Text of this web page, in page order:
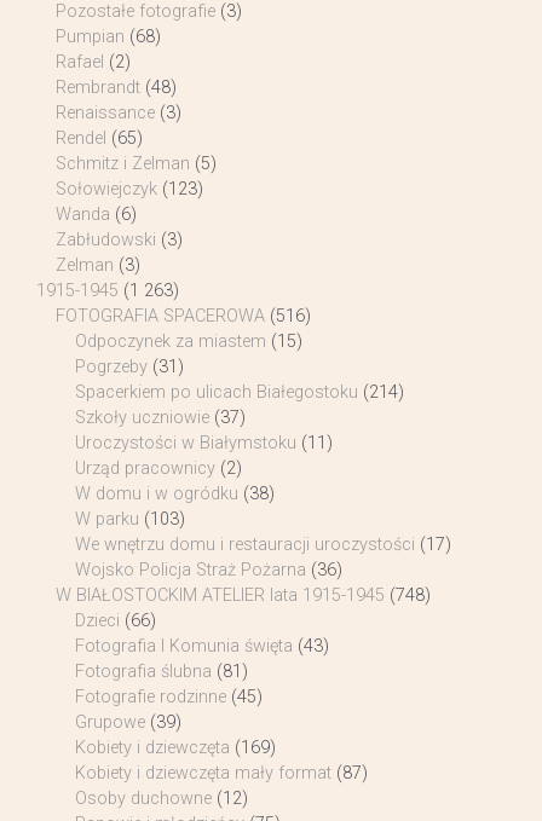
Pozostałe fotografie (3)
Pumpian (68)
Rafael (2)
Rembrandt (48)
Renaissance (3)
Rendel (65)
Schmitz i Zelman (5)
Sołowiejczyk (123)
Wanda (6)
Zabłudowski (3)
Zelman (3)
1915-1945 (1 263)
FOTOGRAFIA SPACEROWA (516)
Odpoczynek za miastem (15)
Pogrzeby (31)
Spacerkiem po ulicach Białegostoku (214)
Szkoły uczniowie (37)
Uroczystości w Białymstoku (11)
Urząd pracownicy (2)
W domu i w ogródku (38)
W parku (103)
We wnętrzu domu i restauracji uroczystości (17)
Wojsko Policja Straż Pożarna (36)
W BIAŁOSTOCKIM ATELIER lata 1915-1945 (748)
Dzieci (66)
Fotografia I Komunia święta (43)
Fotografia ślubna (81)
Fotografie rodzinne (45)
Grupowe (39)
Kobiety i dziewczęta (169)
Kobiety i dziewczęta mały format (87)
Osoby duchowne (12)